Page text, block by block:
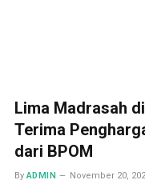
Lima Madrasah
Terima
dari BPOM
By ADMIN November 20,